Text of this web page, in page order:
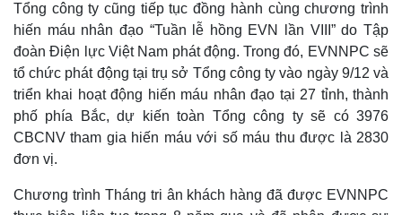
Tổng công ty cũng tiếp tục đồng hành cùng chương trình
hiến máu nhân đạo “Tuần lễ hồng EVN lần VIII” do Tập
đoàn Điện lực Việt Nam phát động. Trong đó, EVNNPC sẽ
tổ chức phát động tại trụ sở Tổng công ty vào ngày 9/12 và
triển khai hoạt động hiến máu nhân đạo tại 27 tỉnh, thành
phố phía Bắc, dự kiến toàn Tổng công ty sẽ có 3976
CBCNV tham gia hiến máu với số máu thu được là 2830
đơn vị.
Chương trình Tháng tri ân khách hàng đã được EVNNPC